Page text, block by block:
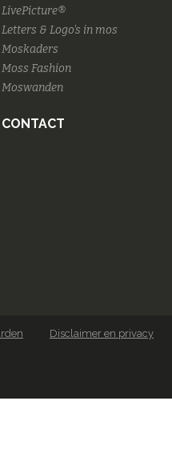
LivePicture®
Letters & Logo's in mos
Moskaders
Moss Fashion
Moswanden
CONTACT
Disclaimer en privacy